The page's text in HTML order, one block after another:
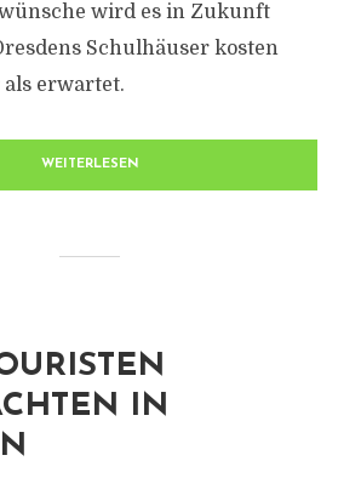
wird es in Zukunft
Schulhäuser kosten
erwartet.
WEITERLESEN
IN